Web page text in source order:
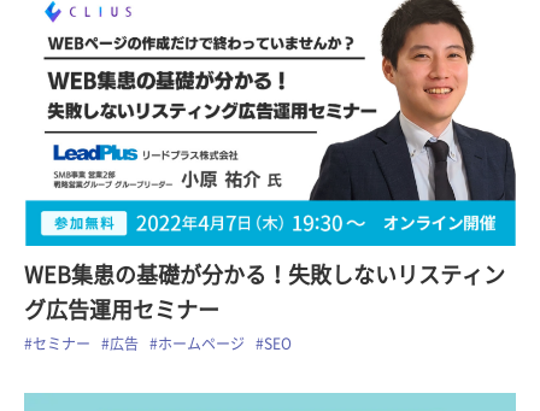
WEB集患の基礎が分かる！失敗しないリスティン
グ広告運用セミナー
#セミナー #広告 #ホームページ #SEO